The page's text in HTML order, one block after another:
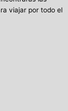
viajar por todo el